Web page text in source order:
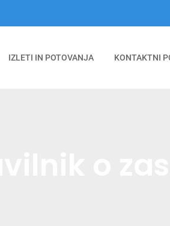
IZLETI IN POTOVANJA KONTAKTNI